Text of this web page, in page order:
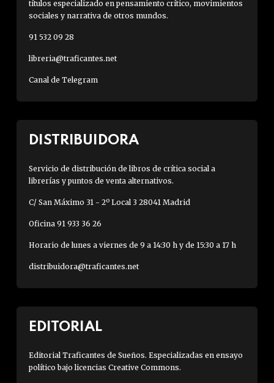
títulos especializado en pensamiento crítico, movimientos
sociales y narrativa de otros mundos.
91 532 09 28
libreria@traficantes.net
Canal de Telegram
DISTRIBUIDORA
Servicio de distribución de libros de crítica social a
librerías y puntos de venta alternativos.
C/ San Máximo 31 - 2º Local 3 28041 Madrid
Oficina 91 933 36 26
Horario de lunes a viernes de 9 a 14:30 h y de 15:30 a 17 h
distribuidora@traficantes.net
EDITORIAL
Editorial Traficantes de Sueños. Especializadas en ensayo
político bajo licencias Creative Commons.